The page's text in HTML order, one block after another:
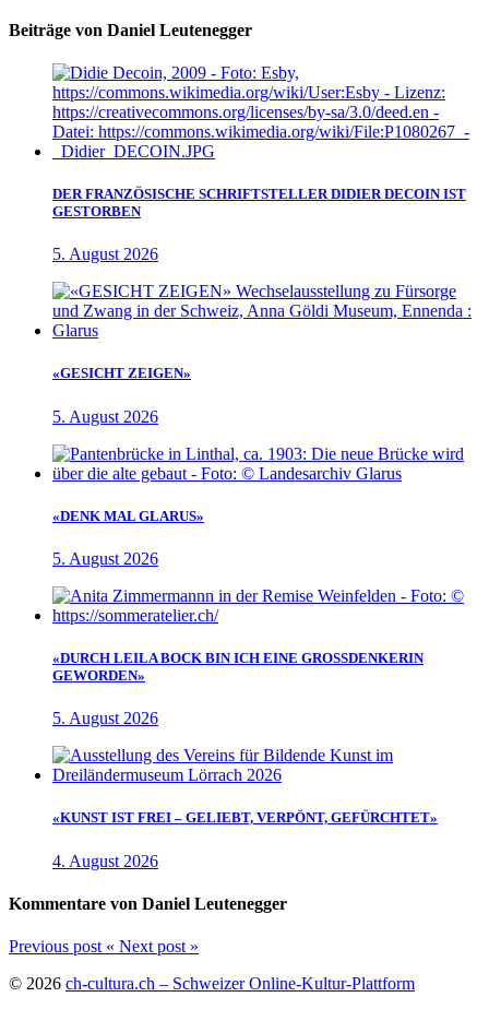
Beiträge von Daniel Leutenegger
DER FRANZÖSISCHE SCHRIFTSTELLER DIDIER DECOIN IST
GESTORBEN
5. August 2026
«GESICHT ZEIGEN»
5. August 2026
«DENK MAL GLARUS»
5. August 2026
«DURCH LEILA BOCK BIN ICH EINE GROSSDENKERIN
GEWORDEN»
5. August 2026
«KUNST IST FREI – GELIEBT, VERPÖNT, GEFÜRCHTET»
4. August 2026
Kommentare von Daniel Leutenegger
Previous post « Next post »
© 2026 ch-cultura.ch – Schweizer Online-Kultur-Plattform